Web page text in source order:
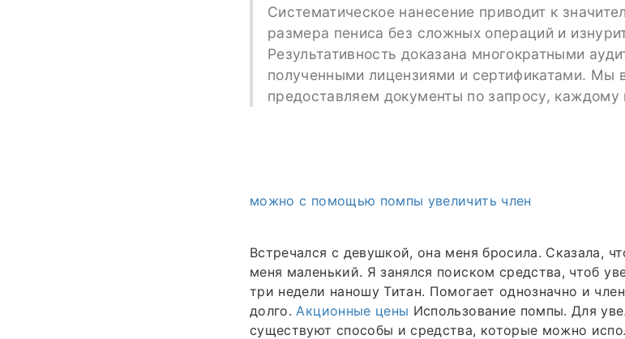
Систематическое нанесение приводит к
размера пениса без сложных операций и
Результативность доказана многократными
полученными лицензиями и сертификатами. Мы
предоставляем документы по запросу, каждому
можно с помощью помпы увеличить член
Встречался с девушкой, она меня бросила. Сказала,
меня маленький. Я занялся поиском средства, чтоб
три недели наношу Титан. Помогает однозначно и
долго. Акционные цены Использование помпы. Для
существуют способы и средства, которые можно